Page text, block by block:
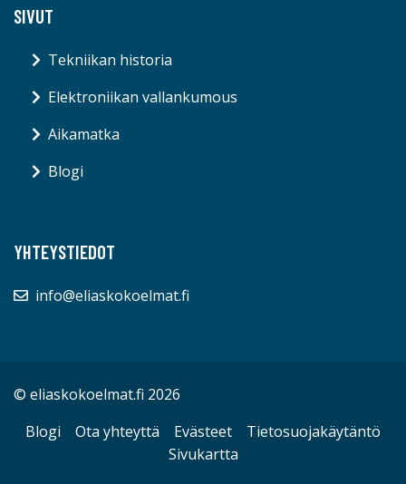
SIVUT
Tekniikan historia
Elektroniikan vallankumous
Aikamatka
Blogi
YHTEYSTIEDOT
info@eliaskokoelmat.fi
© eliaskokoelmat.fi 2026
Blogi
Ota yhteyttä Evästeet
Tietosuojakäytäntö
Sivukartta